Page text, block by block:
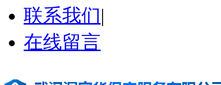
联系我们|
在线留言